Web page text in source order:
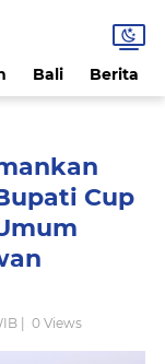
Bali Berita
Cup
| 0Views